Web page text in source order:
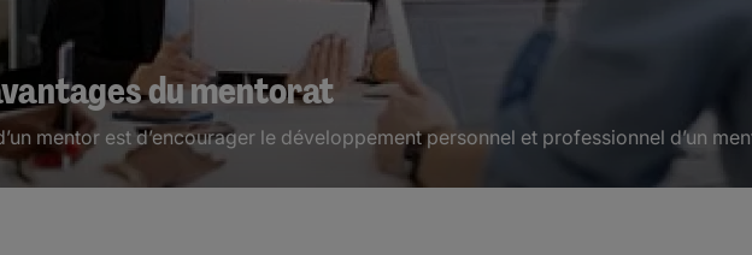
du mentorat
mentor est d’encourager le développement personnel et professionnel d’un